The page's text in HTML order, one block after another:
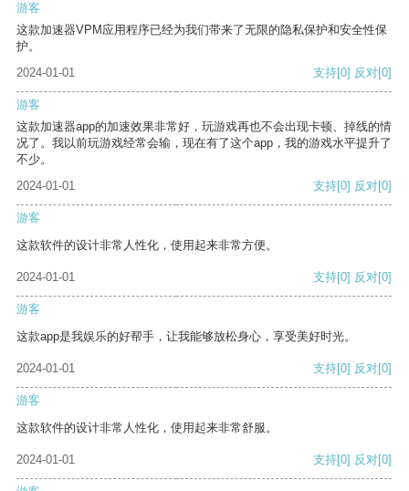
游客
这款加速器VPM应用程序已经为我们带来了无限的隐私保护和安全性保
护。
2024-01-01
支持[0] 反对[0]
游客
这款加速器app的加速效果非常好，玩游戏再也不会出现卡顿、掉线的情
况了。我以前玩游戏经常会输，现在有了这个app，我的游戏水平提升了
不少。
2024-01-01
支持[0] 反对[0]
游客
这款软件的设计非常人性化，使用起来非常方便。
2024-01-01 支持[0] 反对[0]
游客
这款app是我娱乐的好帮手，让我能够放松身心，享受美好时光。
2024-01-01 支持[0] 反对[0]
游客
这款软件的设计非常人性化，使用起来非常舒服。
2024-01-01 支持[0] 反对[0]